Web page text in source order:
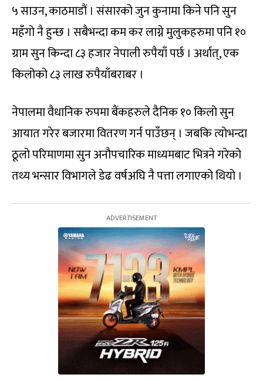
५ साउन, काठमाडौं । संसारको जुन कुनामा किने पनि सुन
महँगो नै हुन्छ । सबैभन्दा कम कर लाग्ने मुलुकहरुमा पनि १०
ग्राम सुन किन्दा ८३ हजार नेपाली रुपैयाँ पर्छ । अर्थात्, एक
किलोको ८३ लाख रुपैयाँबराबर ।
नेपालमा वैधानिक रुपमा बैंकहरुले दैनिक १० किलो सुन
आयात गरेर बजारमा वितरण गर्न पाउँछन् । जबकि त्योभन्दा
ठूलो परिमाणमा सुन अनौपचारिक माध्यमबाट भित्रने गरेको
तथ्य भन्सार विभागले डेढ वर्षअघि नै पत्ता लगाएको थियो ।